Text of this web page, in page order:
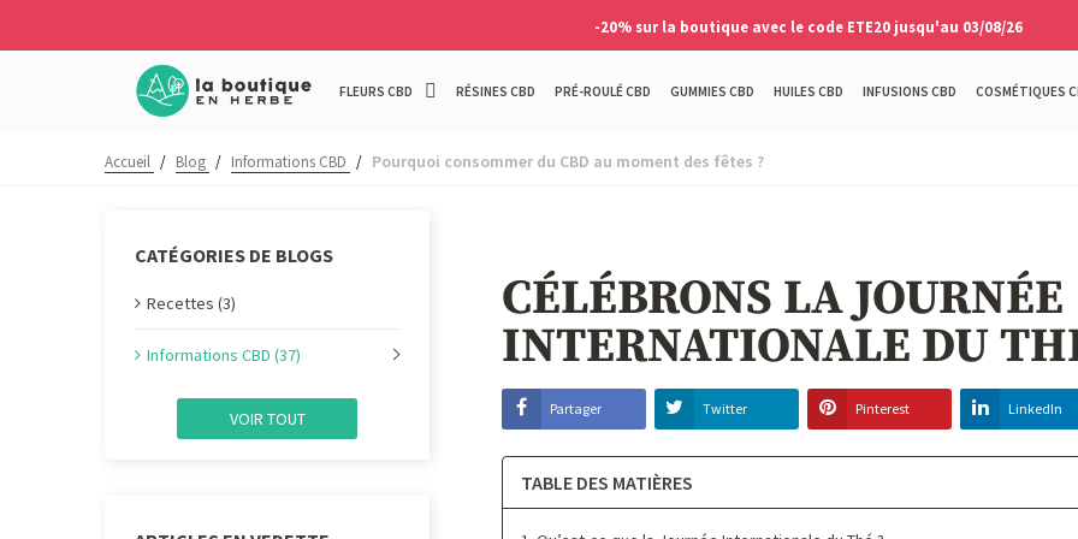
-20% sur la boutique avec le code ETE20 jusqu'au 03/08/26
FLEURS CBD RÉSINES CBD PRÉ-ROULÉ CBD GUMMIES CBD HUILES CBD INFUSIONS CBD COSMÉTIQUES
Accueil / Blog / Informations CBD / Pourquoi consommer du CBD au moment des fêtes ?
CATÉGORIES DE BLOGS
Recettes (3)
Informations CBD (37)
VOIR TOUT
CÉLÉBRONS LA JOURNÉE
INTERNATIONALE DU
Partager Twitter Pinterest LinkedIn
TABLE DES MATIÈRES